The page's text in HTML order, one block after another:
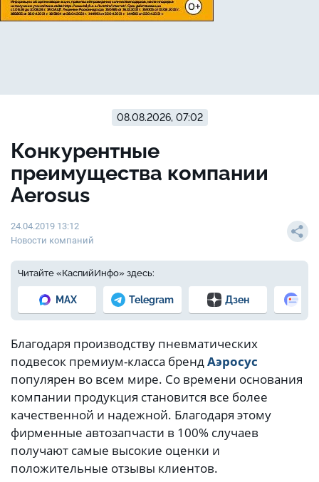
08.08.2026, 07:02
Конкурентные
преимущества компании
Aerosus
24.04.2019 13:12
Новости компаний
Читайте «КаспийИнфо» здесь:
MAX Telegram Дзен
Благодаря производству пневматических
подвесок премиум-класса брендАэросус
популярен во всем мире. Со времени основания
компании продукция становится все более
качественной и надежной. Благодаря этому
фирменные автозапчасти в 100% случаев
получают самые высокие оценки и
положительные отзывы клиентов.